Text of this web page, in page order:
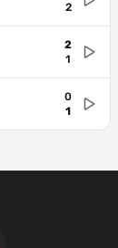
2
2
1
0
1